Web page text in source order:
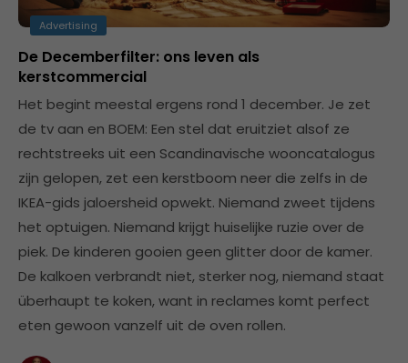
Advertising
De Decemberfilter: ons leven als
kerstcommercial
Het begint meestal ergens rond 1 december. Je zet
de tv aan en BOEM: Een stel dat eruitziet alsof ze
rechtstreeks uit een Scandinavische wooncatalogus
zijn gelopen, zet een kerstboom neer die zelfs in de
IKEA-gids jaloersheid opwekt. Niemand zweet tijdens
het optuigen. Niemand krijgt huiselijke ruzie over de
piek. De kinderen gooien geen glitter door de kamer.
De kalkoen verbrandt niet, sterker nog, niemand staat
überhaupt te koken, want in reclames komt perfect
eten gewoon vanzelf uit de oven rollen.